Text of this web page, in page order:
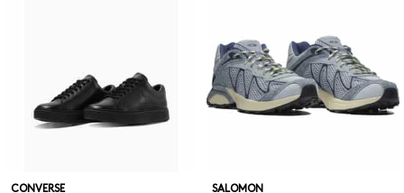
CONVERSE
SALOMON